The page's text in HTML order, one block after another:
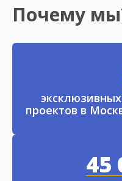
Почему
проектов в
45